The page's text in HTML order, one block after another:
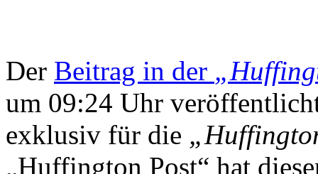
Der Beitrag in der
um 09:24 Uhr
exklusiv für die
„Huffington Post“ hat